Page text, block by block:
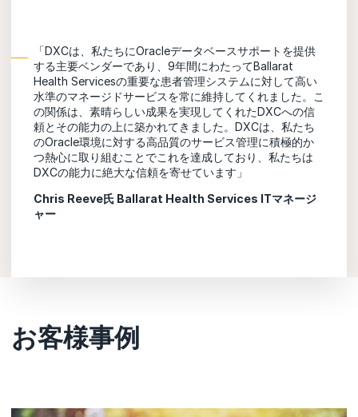
「DXCは、私たちにOracleデータベースサポートを提供
する主要ベンダーであり、9年間にわたってBallarat
Health Servicesの重要な患者管理システムに対して高い
水準のマネージドサービスを常に維持してくれました。こ
の関係は、素晴らしい成果を実現してくれたDXCへの信
頼とその能力の上に築かれてきました。DXCは、私たち
のOracle環境に対する高品質のサービス管理に積極的か
つ熱心に取り組むことでこれを達成しており、私たちは
DXCの能力に絶大な信頼を寄せています」
Chris Reeve氏 Ballarat Health Services ITマネージ
ャー
お客様事例